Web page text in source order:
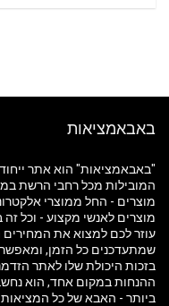
באבאמציאות
"באבאמציאות" הוא אתר
המובילות מכל רחבי הרשת
מוצרים - החל ממוצרי
מוצרים לאנשי מקצוע - וכל
עוזר לכם למצוא את המחירים
שמתעדכנים כל הזמן, ומאפשר
בזכות היכולת שלו לאתר
ההנחות במקום אחד, הוא
ביותר - האבא של כל המציאות.